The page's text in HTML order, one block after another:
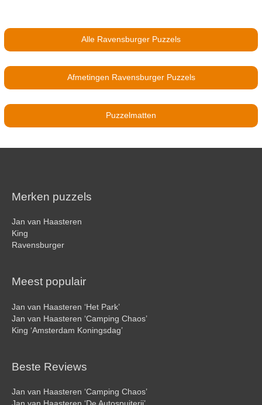
Alle Ravensburger Puzzels
Afmetingen Ravensburger Puzzels
Puzzelmatten
Merken puzzels
Jan van Haasteren
King
Ravensburger
Meest populair
Jan van Haasteren ‘Het Park’
Jan van Haasteren ‘Camping Chaos’
King ‘Amsterdam Koningsdag’
Beste Reviews
Jan van Haasteren ‘Camping Chaos’